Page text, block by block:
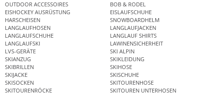
OUTDOOR ACCESSOIRES
BOB & RODEL
EISHOCKEY AUSRÜSTUNG
EISLAUFSCHUHE
HARSCHEISEN
SNOWBOARDHELM
LANGLAUFHOSEN
LANGLAUFJACKEN
LANGLAUFSCHUHE
LANGLAUF SHIRTS
LANGLAUFSKI
LAWINENSICHERHEIT
LVS-GERÄTE
SKI ALPIN
SKIANZUG
SKIKLEIDUNG
SKIBRILLEN
SKIHOSE
SKIJACKE
SKISCHUHE
SKISOCKEN
SKITOURENHOSE
SKITOURENRÖCKE
SKITOUREN UNTERHOSEN